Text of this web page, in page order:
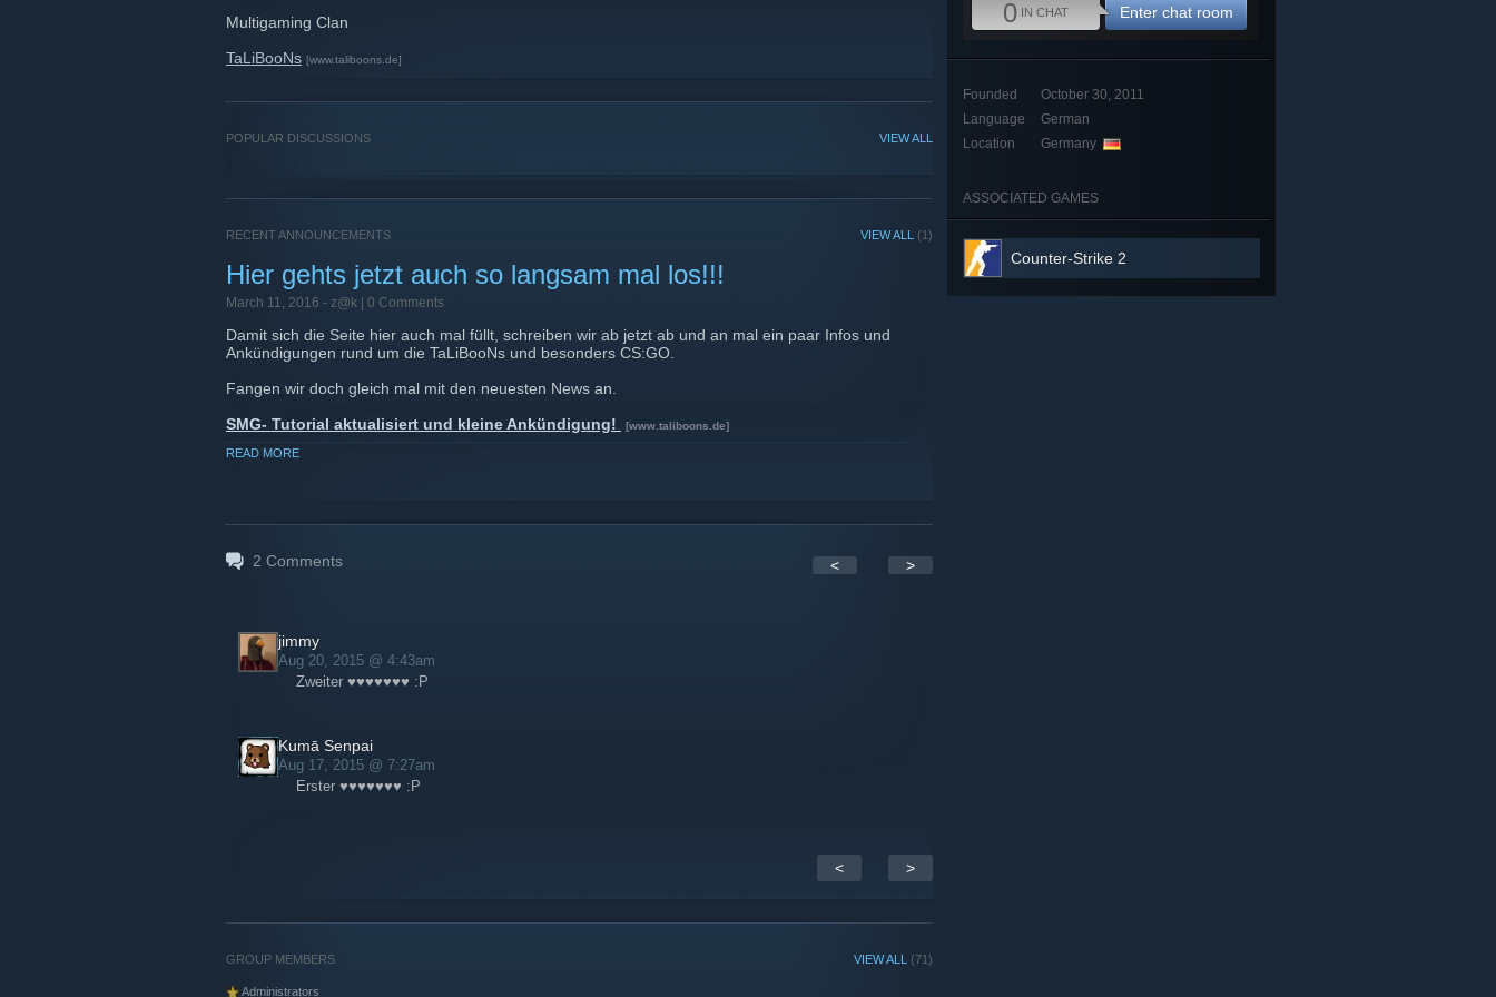
Multigaming Clan
TaLiBooNs [www.taliboons.de]
VIEW ALL
POPULAR DISCUSSIONS
VIEW ALL (1)
RECENT ANNOUNCEMENTS
Hier gehts jetzt auch so langsam mal los!!!
March 11, 2016 - z@k | 0 Comments
Damit sich die Seite hier auch mal füllt, schreiben wir ab jetzt ab und an mal ein paar Infos und
Ankündigungen rund um die TaLiBooNs und besonders CS:GO.
Fangen wir doch gleich mal mit den neuesten News an.
SMG- Tutorial aktualisiert und kleine Ankündigung!
[www.taliboons.de]
Die TaLiBooNs wünschen viel Spaßßß.
READ MORE
2 Comments < >
jimmy
Aug 20, 2015 @ 4:43am
Zweiter ♥♥♥♥♥♥♥ :P
Kumā Senpai
Aug 17, 2015 @ 7:27am
Erster ♥♥♥♥♥♥♥ :P
< >
VIEW ALL (71)
GROUP MEMBERS
Administrators
0 IN CHAT Enter chat room
Founded
October 30, 2011
Language
German
Location
Germany
ASSOCIATED GAMES
Counter-Strike 2